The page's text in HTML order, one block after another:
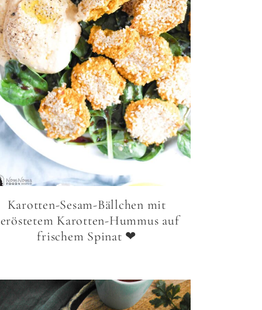
Karotten-Sesam-Bällchen mit
Karotten-Hummus auf
frischem Spinat ❤